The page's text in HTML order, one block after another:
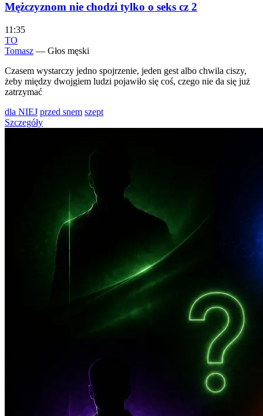
Mężczyznom nie chodzi tylko o seks cz 2
11:35
TO
Tomasz — Głos męski
Czasem wystarczy jedno spojrzenie, jeden gest albo chwila ciszy,
żeby między dwojgiem ludzi pojawiło się coś, czego nie da się już
zatrzymać
dla NIEJ przed snem szept
Szczegóły